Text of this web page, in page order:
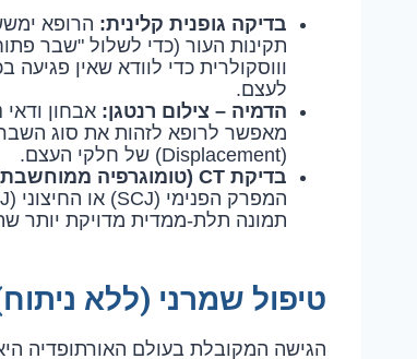
בדיקה גופנית קלינית: הרופא
תקינות העור (כדי לשלול "שבר
וווסקולרית כדי לוודא שאין
לעצם.
הדמיה – צילום רנטגן: אבחון
מאפשר לרופא לזהות את סוג השבר
(Displacement) של חלקי העצם.
בדיקת CT (טומוגרפיה ממוחשבת):
תמונה תלת-ממדית מדויקת יותר
טיפול שמרני (ללא